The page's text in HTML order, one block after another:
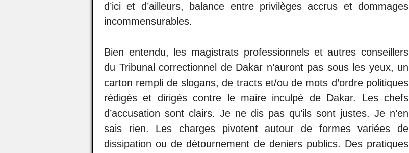
d’ici et d’ailleurs, balance entre privilèges accrus et dommages
incommensurables.
Bien entendu, les magistrats professionnels et autres conseillers
du Tribunal correctionnel de Dakar n’auront pas sous les yeux, un
carton rempli de slogans, de tracts et/ou de mots d’ordre politiques
rédigés et dirigés contre le maire inculpé de Dakar. Les chefs
d’accusation sont clairs. Je ne dis pas qu’ils sont justes. Je n’en
sais rien. Les charges pivotent autour de formes variées de
dissipation ou de détournement de deniers publics. Des pratiques